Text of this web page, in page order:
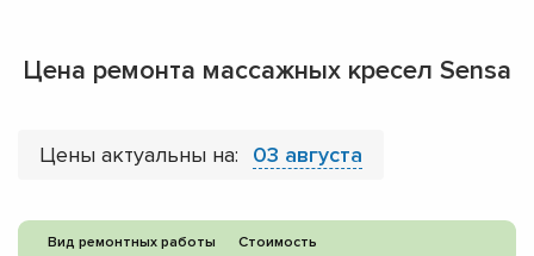
Цена ремонта массажных кресел Sensa
Цены актуальны на: 03 августа
Вид ремонтных работы Стоимость